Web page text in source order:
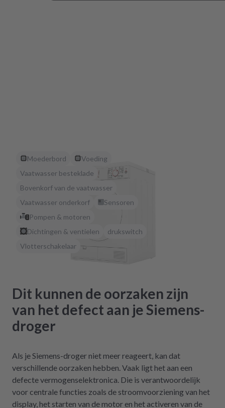
Moederbord
Voeding
Vaatwasser besteklade
Bovenkorf van de vaatwasser
Vaatwasser onderkorf
Sensoren
Pompen & motoren
Dichtingen & ventielen
drukswitch
Vlotterschakelaar
Dit kunnen de oorzaken zijn
van het defect aan je Siemens-
droger
Als je Siemens-droger niet meer reageert, kan dat
verschillende oorzaken hebben. Vaak ligt het aan een
defecte vermogenselektronica. Die is verantwoordelijk
voor centrale functies zoals de stroomvoorziening van het
display, het starten van de motor en het activeren van de